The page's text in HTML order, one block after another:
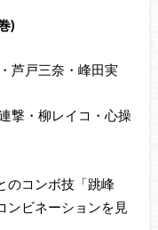
)
芦戸三奈・峰田実
撃・柳レイコ・心操
のコンボ技「跳峰
ンビネーションを見